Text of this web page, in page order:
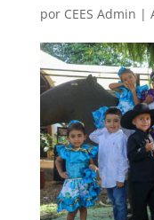
por CEES Admin |